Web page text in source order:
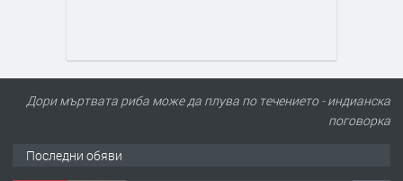
Дори мъртвата риба може да плува по течението - индианска
поговорка
Последни обяви
Под НАЕМ двустаен Орфей